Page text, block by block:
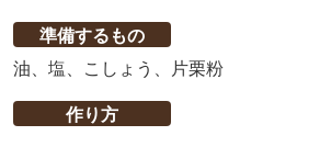
準備するもの
油、塩、こしょう、片栗粉
作り方